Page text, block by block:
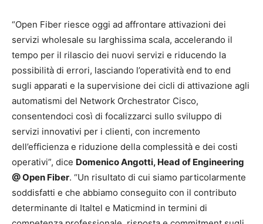
“Open Fiber riesce oggi ad affrontare attivazioni dei
servizi wholesale su larghissima scala, accelerando il
tempo per il rilascio dei nuovi servizi e riducendo la
possibilità di errori, lasciando l’operatività end to end
sugli apparati e la supervisione dei cicli di attivazione agli
automatismi del Network Orchestrator Cisco,
consentendoci così di focalizzarci sullo sviluppo di
servizi innovativi per i clienti, con incremento
dell’efficienza e riduzione della complessità e dei costi
operativi”, dice Domenico Angotti, Head of Engineering
@ Open Fiber. “Un risultato di cui siamo particolarmente
soddisfatti e che abbiamo conseguito con il contributo
determinante di Italtel e Maticmind in termini di